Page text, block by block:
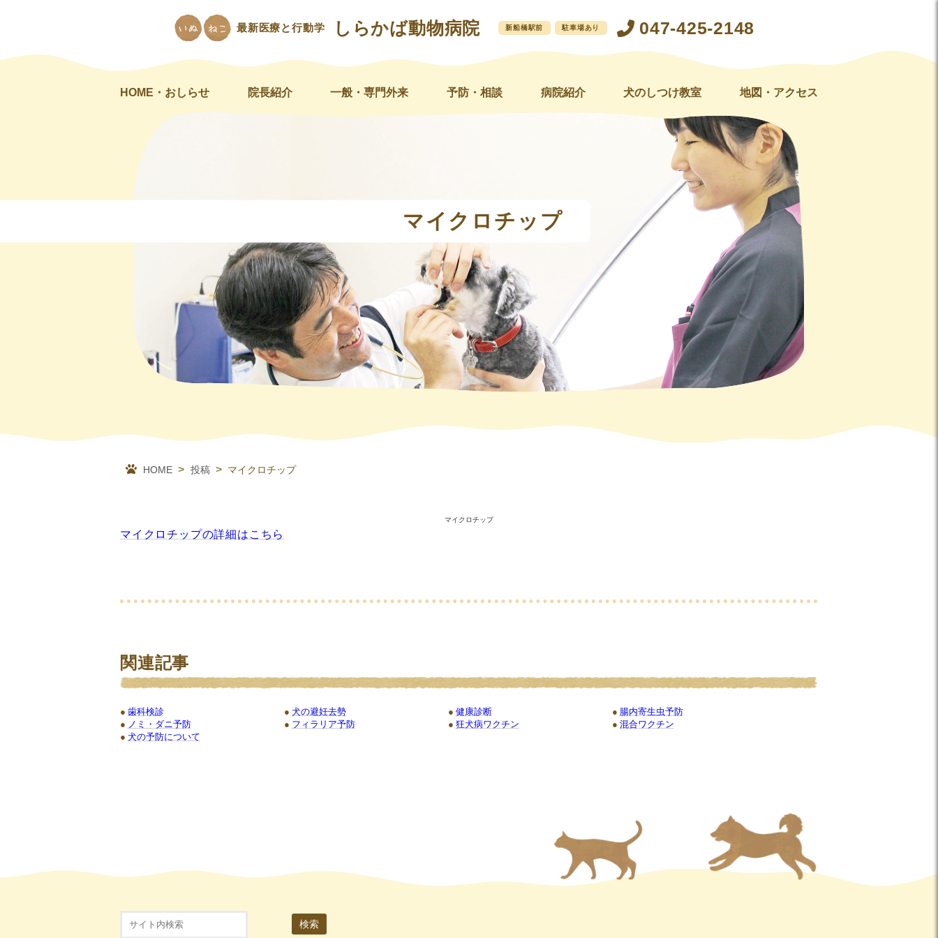
最新医療と行動学 しらかば動物病院 新船橋駅前 駐車場あり 047-425-2148
HOME・おしらせ 院長紹介 一般・専門外来 予防・相談 病院紹介 犬のしつけ教室 地図・アクセス
マイクロチップ
HOME 投稿 マイクロチップ
マイクロチップ
マイクロチップの詳細はこちら
関連記事
歯科検診 犬の避妊去勢 健康診断
腸内寄生虫予防
ノミ・ダニ予防
フィラリア予防 狂犬病ワクチン
混合ワクチン
犬の予防について
検索